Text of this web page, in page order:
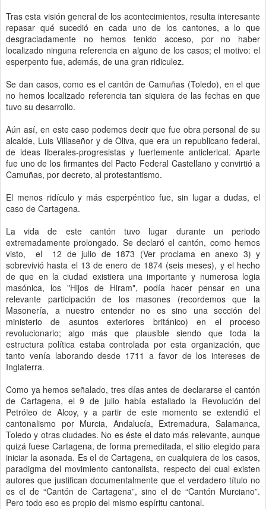
Tras esta visión general de los acontecimientos, resulta interesante
repasar qué sucedió en cada uno de los cantones, a lo que
desgraciadamente no hemos tenido acceso, por no haber
localizado ninguna referencia en alguno de los casos; el motivo: el
esperpento fue, además, de una gran ridiculez.
Se dan casos, como es el cantón de Camuñas (Toledo), en el que
no hemos localizado referencia tan siquiera de las fechas en que
tuvo su desarrollo.
Aún así, en este caso podemos decir que fue obra personal de su
alcalde, Luis Villaseñor y de Oliva, que era un republicano federal,
de ideas liberales-progresistas y fuertemente anticlerical. Aparte
fue uno de los firmantes del Pacto Federal Castellano y convirtió a
Camuñas, por decreto, al protestantismo.
El menos ridículo y más esperpéntico fue, sin lugar a dudas, el
caso de Cartagena.
La vida de este cantón tuvo lugar durante un periodo
extremadamente prolongado. Se declaró el cantón, como hemos
visto, el 12 de julio de 1873 (Ver proclama en anexo 3) y
sobrevivió hasta el 13 de enero de 1874 (seis meses), y el hecho
de que en la ciudad existiera una importante y numerosa logia
masónica, los "Hijos de Hiram", podía hacer pensar en una
relevante participación de los masones (recordemos que la
Masonería, a nuestro entender no es sino una sección del
ministerio de asuntos exteriores británico) en el proceso
revolucionario; algo más que plausible siendo que toda la
estructura política estaba controlada por esta organización, que
tanto venía laborando desde 1711 a favor de los intereses de
Inglaterra.
Como ya hemos señalado, tres días antes de declararse el cantón
de Cartagena, el 9 de julio había estallado la Revolución del
Petróleo de Alcoy, y a partir de este momento se extendió el
cantonalismo por Murcia, Andalucía, Extremadura, Salamanca,
Toledo y otras ciudades. No es éste el dato más relevante, aunque
quizá fuese Cartagena, de forma premeditada, el sitio elegido para
iniciar la asonada. Es el de Cartagena, en cualquiera de los casos,
paradigma del movimiento cantonalista, respecto del cual existen
autores que justifican documentalmente que el verdadero título no
es el de “Cantón de Cartagena”, sino el de “Cantón Murciano”.
Pero todo eso es propio del mismo espíritu cantonal.